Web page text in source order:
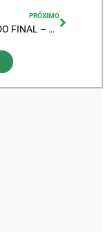
PRÓXIMO
RESULTADO FINAL – ENTIDADES DESABILITADAS